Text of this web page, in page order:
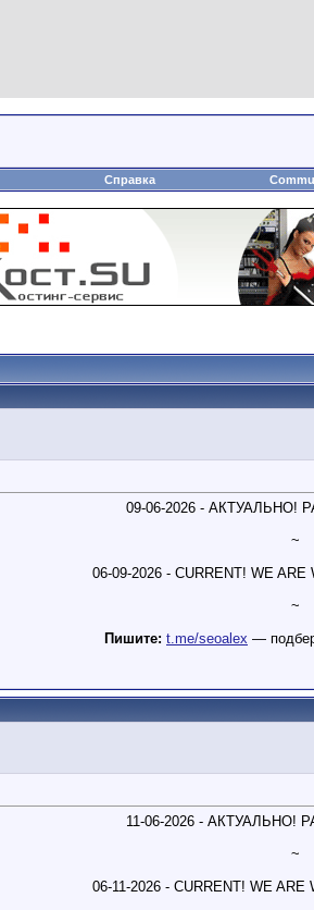
Справка
09-06-2026 -
~
06-09-2026 - CURRENT! WE
~
Пишите: t.me/seoalex —
11-06-2026 -
~
06-11-2026 - CURRENT! WE ARE